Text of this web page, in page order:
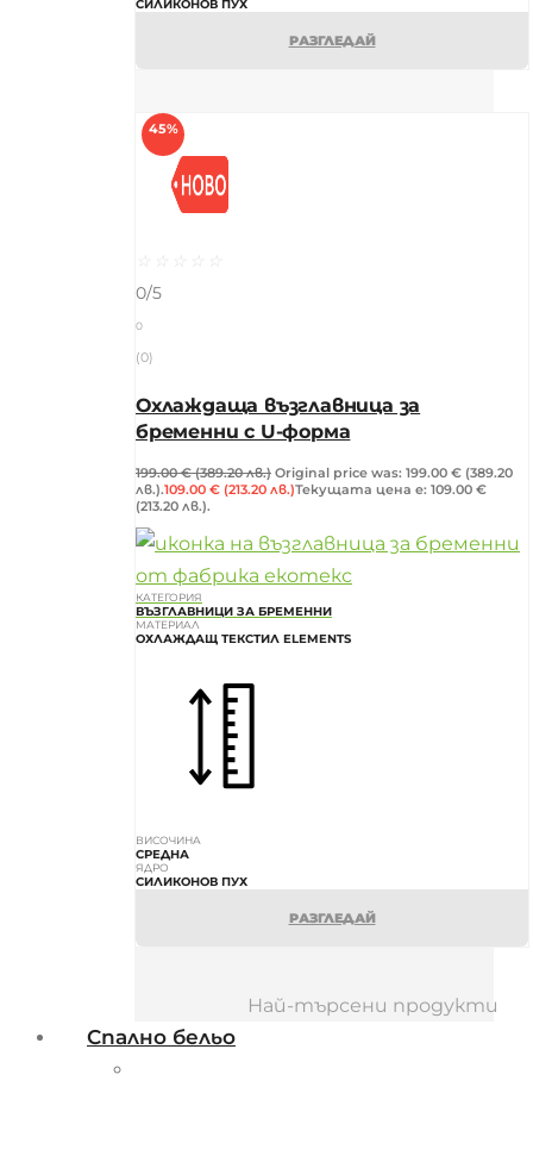
СИЛИКОНОВ ПУХ
РАЗГЛЕДАЙ
45%
☆ ☆ ☆ ☆
☆
0/5
0
(0)
Охлаждаща възглавница за
бременни с U-форма
199.00€ (389.20 лв.) Original price was: 199.00 € (389.20
лв.).109.00 € (213.20 лв.)Текущата цена е: 109.00 €
(213.20 лв.).
КАТЕГОРИЯ
ВЪЗГЛАВНИЦИ ЗА БРЕМЕННИ
МАТЕРИАЛ
ОХЛАЖДАЩ ТЕКСТИЛ ELEMENTS
ВИСОЧИНА
СРЕДНА
ЯДРО
СИЛИКОНОВ ПУХ
РАЗГЛЕДАЙ
Най-търсени продукти
Спално бельо